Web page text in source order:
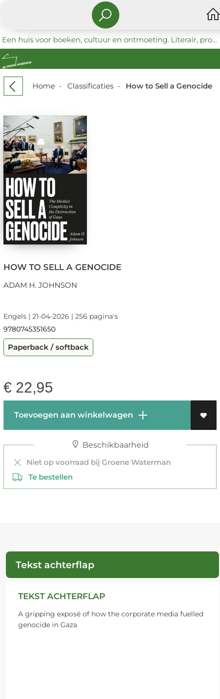
Een huis voor boeken, cultuur en ontmoeting. Literair, progressief en coöperatief.
Home- Classificaties- How to Sell a Genocide
HOW TO SELL A GENOCIDE
ADAM H. JOHNSON
Engels | 21-04-2026 | 256 pagina's
9780745351650
Paperback / softback
€ 22,95
Toevoegen aan winkelwagen
Beschikbaarheid
Niet op voorraad bij Groene Waterman
Te bestellen
Tekst achterflap
TEKST ACHTERFLAP
A gripping exposé of how the corporate media fuelled
genocide in Gaza